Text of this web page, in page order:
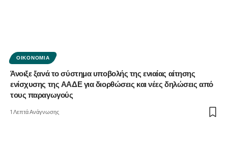
ΟΙΚΟΝΟΜΊΑ
Άνοιξε ξανά το σύστημα υποβολής της ενιαίας αίτησης
ενίσχυσης της ΑΑΔΕ για διορθώσεις και νέες δηλώσεις από
τους παραγωγούς
1 Λεπτά Ανάγνωσης